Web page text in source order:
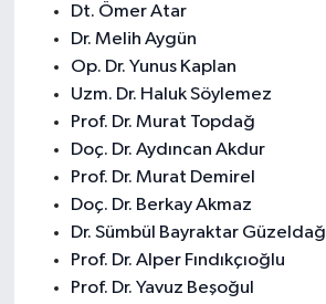
Dt. Ömer Atar
Dr. Melih Aygün
Op. Dr. Yunus Kaplan
Uzm. Dr. Haluk Söylemez
Prof. Dr. Murat Topdağ
Doç. Dr. Aydıncan Akdur
Prof. Dr. Murat Demirel
Doç. Dr. Berkay Akmaz
Dr. Sümbül Bayraktar Güzeldağ
Prof. Dr. Alper Fındıkçıoğlu
Prof. Dr. Yavuz Beşoğul